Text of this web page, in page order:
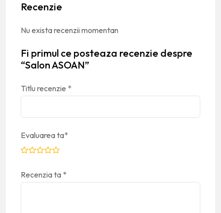
Recenzie
Nu exista recenzii momentan
Fi primul ce posteaza recenzie despre
“Salon ASOAN”
Titlu recenzie *
Evaluarea ta*
Recenzia ta *